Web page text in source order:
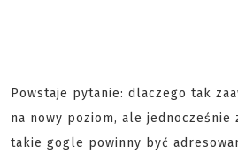
Powstaje pytanie: dlaczego tak
na nowy poziom, ale
takie gogle powinny być